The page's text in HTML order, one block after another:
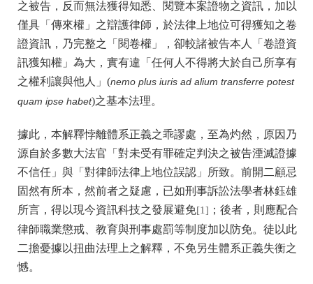
之被告，反而無法獲得知悉、閱覽本案證物之資訊，加以
僅具「傳來權」之辯護律師，於法律上地位可得獲知之卷
證資訊，乃完整之「閱卷權」，卻較諸被告本人「卷證資
訊獲知權」為大，實有違「任何人不得將大於自己所享有
之權利讓與他人」(nemo plus iuris ad alium transferre potest
quam ipse habet)之基本法理。
據此，本解釋悖離體系正義之乖謬處，至為灼然，原因乃
源自於多數大法官「對未受有罪確定判決之被告湮滅證據
不信任」與「對律師法律上地位誤認」所致。前開二顧忌
固然有所本，然前者之疑慮，已如刑事訴訟法學者林鈺雄
所言，得以現今資訊科技之發展避免[1] ；後者，則應配合
律師職業懲戒、教育與刑事處罰等制度加以防免。徒以此
二擔憂據以扭曲法理上之解釋，不免另生體系正義失衡之
憾。